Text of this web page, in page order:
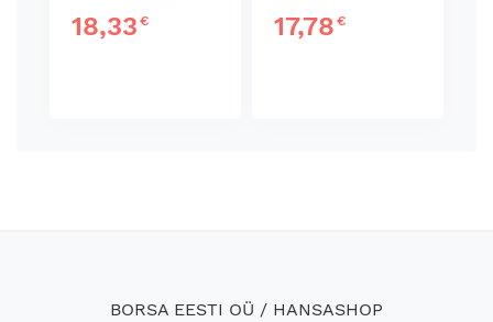
18,33€ 17,78€
BORSA EESTI OÜ / HANSASHOP